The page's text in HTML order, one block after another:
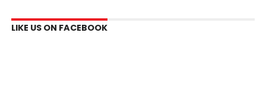
LIKE US ON FACEBOOK